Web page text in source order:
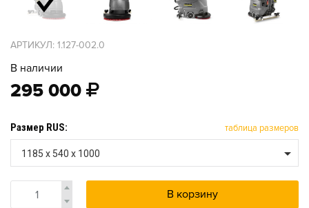
АРТИКУЛ: 1.127-002.0
В наличии
295 000
Размер RUS: таблица размеров
1185 x 540 x 1000
В корзину